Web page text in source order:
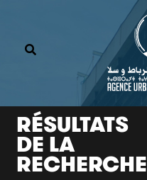
RÉSULTATS
DE LA
RECHERCHE